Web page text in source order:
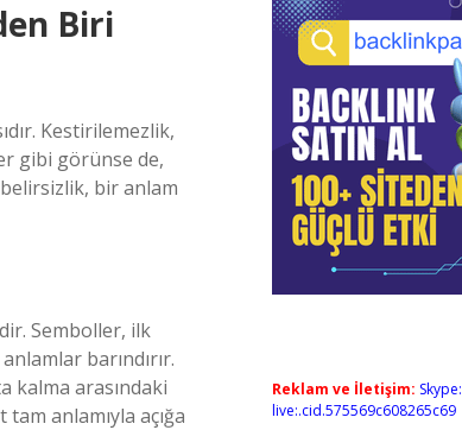
Biri
Kestirilemezlik,
gibi görünse de,
belirsizlik, bir anlam
Semboller, ilk
barındırır.
kalma arasındaki
anlamıyla açığa
Reklam ve İletişim: Skype:
live:.cid.575569c608265c69